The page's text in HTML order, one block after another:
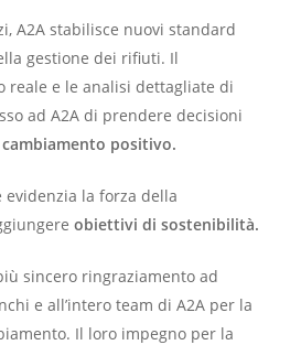
A2A stabilisce nuovi standard
gestione dei rifiuti. Il
reale e le analisi dettagliate di
ad A2A di prendere decisioni
cambiamento positivo.
evidenzia la forza della
obiettivi di sostenibilità.
sincero ringraziamento ad
e all’intero team di A2A per la
Il loro impegno per la